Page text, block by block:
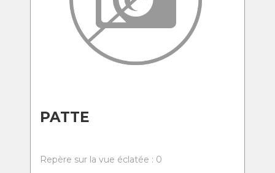
PATTE
Repère sur la vue éclatée : 0